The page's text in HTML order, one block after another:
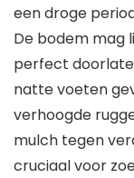
een droge
De bodem mag
perfect
natte voeten
verhoogde
mulch tegen
cruciaal voor